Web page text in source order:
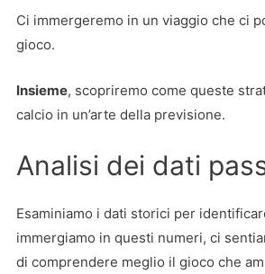
Ci immergeremo in un viaggio che ci
gioco.
Insieme, scopriremo come queste
calcio in un’arte della previsione.
Analisi dei dati
Esaminiamo i dati storici per
immergiamo in questi numeri, ci
di comprendere meglio il gioco che